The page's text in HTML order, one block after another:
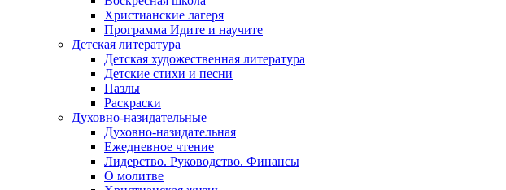
Христианские лагеря
Программа Идите и научите
Детская литература
Детская художественная литература
Детские стихи и песни
Пазлы
Раскраски
Духовно-назидательные
Духовно-назидательная
Ежедневное чтение
Лидерство. Руководство. Финансы
О молитве